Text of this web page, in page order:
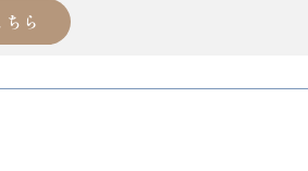
ら